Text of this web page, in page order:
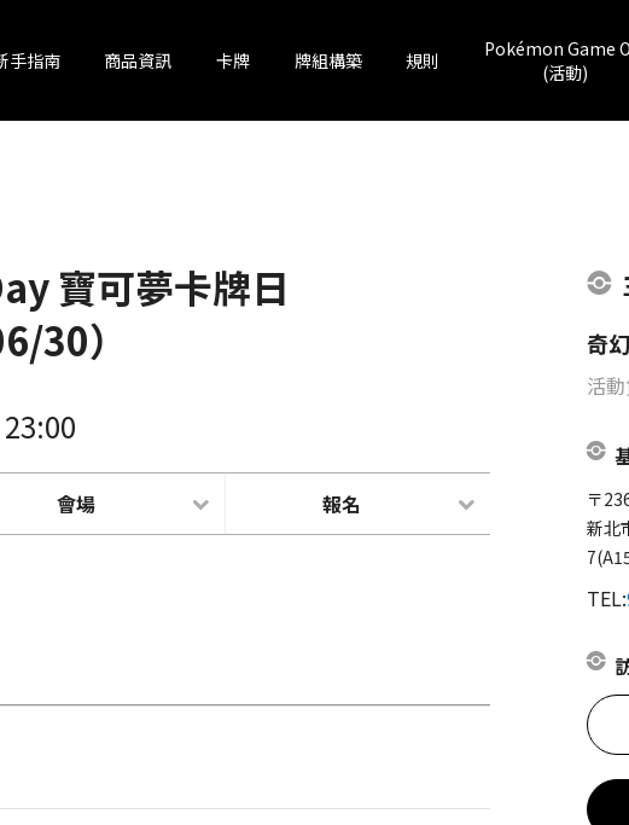
手指南 商品資訊 卡牌 牌組構築 規則
Pokémon Game
(活動)
寶可夢卡牌日
30）
23:00
會場 報名
奇
活
〒
新北
TEL: